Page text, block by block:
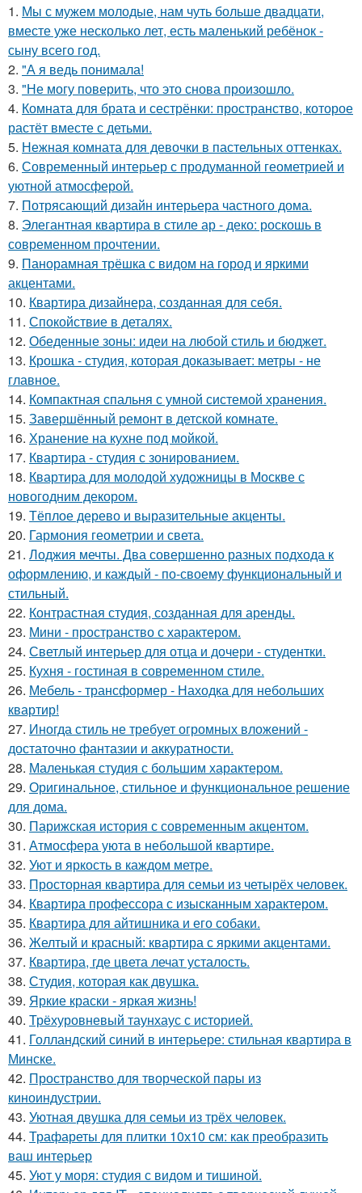
1. Мы с мужем молодые, нам чуть больше двадцати,
вместе уже несколько лет, есть маленький ребёнок -
сыну всего год.
2. "А я ведь понимала!
3. "Не могу поверить, что это снова произошло.
4. Комната для брата и сестрёнки: пространство, которое
растёт вместе с детьми.
5. Нежная комната для девочки в пастельных оттенках.
6. Современный интерьер с продуманной геометрией и
уютной атмосферой.
7. Потрясающий дизайн интерьера частного дома.
8. Элегантная квартира в стиле ар - деко: роскошь в
современном прочтении.
9. Панорамная трёшка с видом на город и яркими
акцентами.
10. Квартира дизайнера, созданная для себя.
11. Спокойствие в деталях.
12. Обеденные зоны: идеи на любой стиль и бюджет.
13. Крошка - студия, которая доказывает: метры - не
главное.
14. Компактная спальня с умной системой хранения.
15. Завершённый ремонт в детской комнате.
16. Хранение на кухне под мойкой.
17. Квартира - студия с зонированием.
18. Квартира для молодой художницы в Москве с
новогодним декором.
19. Тёплое дерево и выразительные акценты.
20. Гармония геометрии и света.
21. Лоджия мечты. Два совершенно разных подхода к
оформлению, и каждый - по-своему функциональный и
стильный.
22. Контрастная студия, созданная для аренды.
23. Мини - пространство с характером.
24. Светлый интерьер для отца и дочери - студентки.
25. Кухня - гостиная в современном стиле.
26. Мебель - трансформер - Находка для небольших
квартир!
27. Иногда стиль не требует огромных вложений -
достаточно фантазии и аккуратности.
28. Маленькая студия с большим характером.
29. Оригинальное, стильное и функциональное решение
для дома.
30. Парижская история с современным акцентом.
31. Атмосфера уюта в небольшой квартире.
32. Уют и яркость в каждом метре.
33. Просторная квартира для семьи из четырёх человек.
34. Квартира профессора с изысканным характером.
35. Квартира для айтишника и его собаки.
36. Желтый и красный: квартира с яркими акцентами.
37. Квартира, где цвета лечат усталость.
38. Студия, которая как двушка.
39. Яркие краски - яркая жизнь!
40. Трёхуровневый таунхаус с историей.
41. Голландский синий в интерьере: стильная квартира в
Минске.
42. Пространство для творческой пары из
киноиндустрии.
43. Уютная двушка для семьи из трёх человек.
44. Трафареты для плитки 10х10 см: как преобразить
ваш интерьер
45. Уют у моря: студия с видом и тишиной.